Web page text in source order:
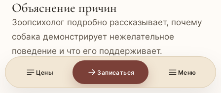
Объяснение причин
Зоопсихолог подробно рассказывает, почему
собака демонстрирует нежелательное
поведение и что его поддерживает.
Цены Записаться Меню